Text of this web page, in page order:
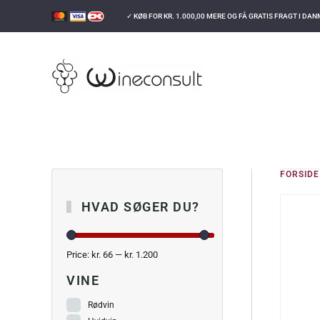
✓ KØB FORKR. 1.000,00MERE OG FÅ GRATIS FRAGT I
FORSIDE
HVAD SØGER DU?
Price: kr. 66 — kr. 1.200
VINE
Rødvin